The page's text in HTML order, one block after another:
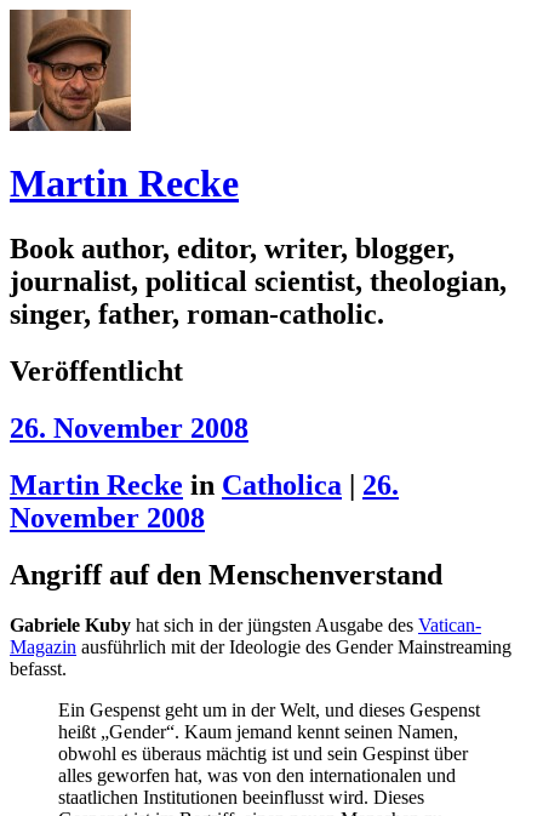
Martin Recke
Book author, editor, writer, blogger,
journalist, political scientist, theologian,
singer, father, roman-catholic.
Veröffentlicht
26. November 2008
Martin Recke in Catholica | 26.
November 2008
Angriff auf den Menschenverstand
Gabriele Kuby hat sich in der jüngsten Ausgabe des Vatican-
Magazin ausführlich mit der Ideologie des Gender Mainstreaming
befasst.
Ein Gespenst geht um in der Welt, und dieses Gespenst
heißt „Gender“. Kaum jemand kennt seinen Namen,
obwohl es überaus mächtig ist und sein Gespinst über
alles geworfen hat, was von den internati­onalen und
staatlichen Institutionen beeinflusst wird. Dieses